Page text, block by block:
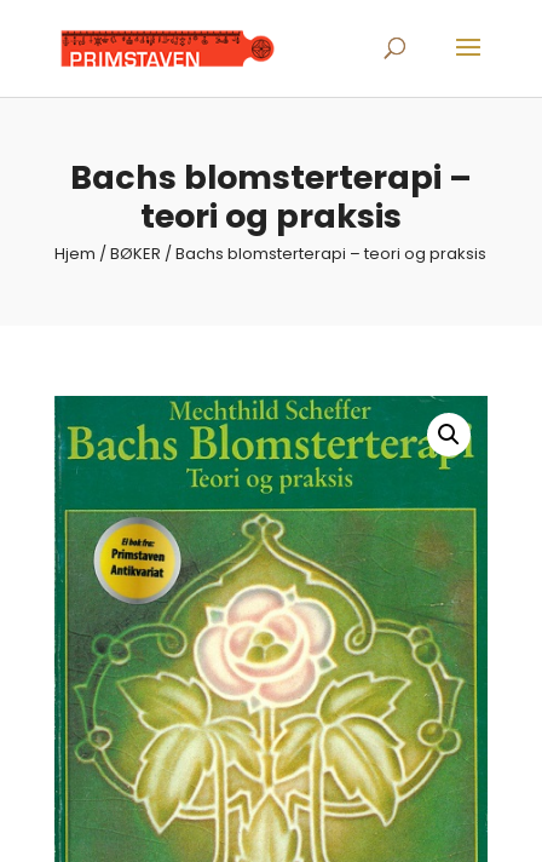
search
Bachs blomsterterapi –
teori og praksis
Hjem /BØKER / Bachs blomsterterapi – teori og praksis